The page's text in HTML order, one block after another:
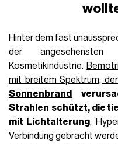
Hinter dem fast
der angesehensten
Kosmetikindustrie.
mit breitem Spektrum,
Sonnenbrand
Strahlen schützt, die
mit Lichtalterung,
Verbindung gebracht